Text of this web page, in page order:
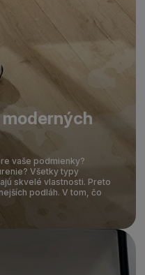
vaše podmienky?
Všetky typy
skvelé vlastnosti. Preto
podláh. V tom, čo